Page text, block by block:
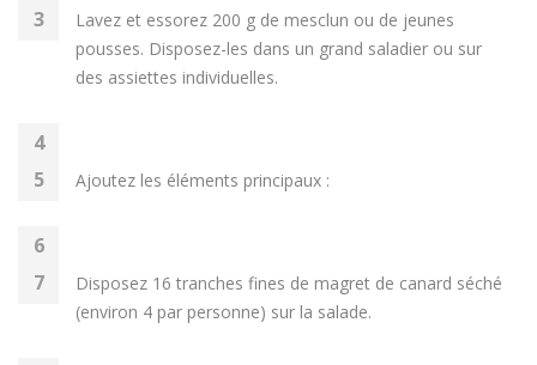
Lavez et essorez 200 g de mesclun ou de jeunes
pousses. Disposez-les dans un grand saladier ou sur
des assiettes individuelles.
Ajoutez les éléments principaux :
Disposez 16 tranches fines de magret de canard séché
(environ 4 par personne) sur la salade.